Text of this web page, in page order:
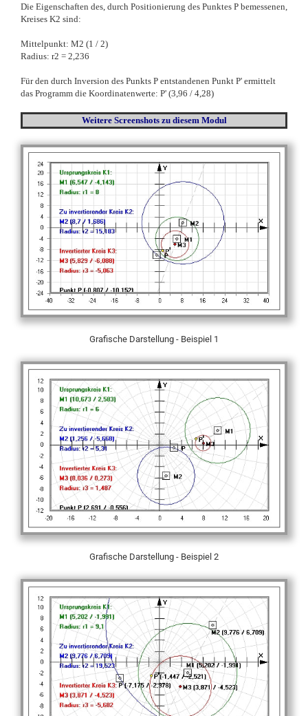
Die Eigenschaften des, durch Positionierung des Punktes P bemessenen,
Kreises K2 sind:
Mittelpunkt: M2 (1 / 2)
Radius: r2 = 2,236
Für den durch Inversion des Punkts P entstandenen Punkt P' ermittelt
das Programm die Koordinatenwerte: P' (3,96 / 4,28)
Weitere Screenshots zu diesem Modul
Grafische Darstellung - Beispiel 1
Grafische Darstellung - Beispiel 2